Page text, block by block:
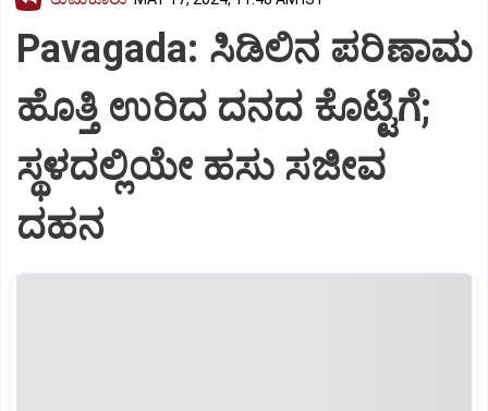
Pavagada: ಸಿಡಿಲಿನ ಪರಿಣಾಮ
ಹೊತ್ತಿ ಉರಿದ ದನದ ಕೊಟ್ಟಿಗೆ;
ಸ್ಥಳದಲ್ಲಿಯೇ ಹಸು ಸಜೀವ
ದಹನ